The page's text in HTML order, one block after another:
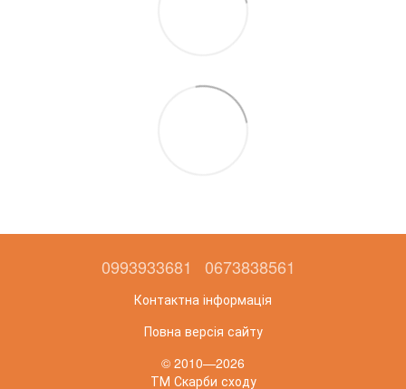
0993933681 0673838561
Контактна інформація
Повна версія сайту
© 2010—2026
ТМ Скарби сходу